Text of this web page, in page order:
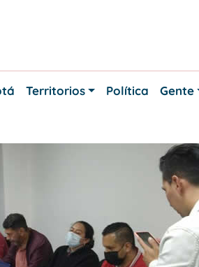
Territorios Política Gente